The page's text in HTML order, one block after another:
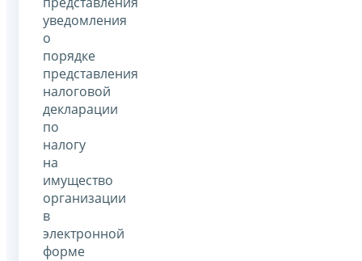
уведомления
о
порядке
представления
налоговой
декларации
по
налогу
на
имущество
организации
в
электронной
форме